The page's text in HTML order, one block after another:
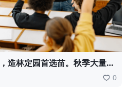
造林定园首选苗。秋季大量供
0